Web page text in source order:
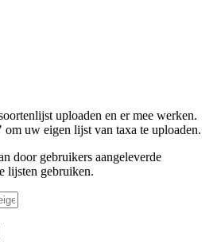
uploaden en er mee werken.
uw eigen lijst van taxa te uploaden.
door gebruikers aangeleverde
lijsten gebruiken.